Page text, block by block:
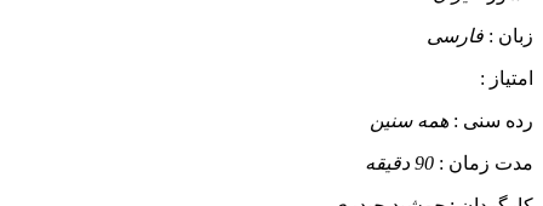
زبان : فارسی
امتیاز :
رده سنی : همه سنین
مدت زمان : 90 دقیقه